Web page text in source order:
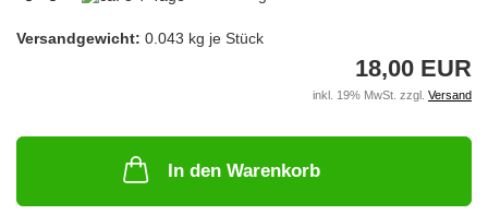
Versandgewicht: 0.043 kg je Stück
18,00 EUR
inkl. 19% MwSt. zzgl. Versand
In den Warenkorb